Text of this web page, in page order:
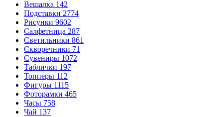
Вешалка 142
Подставки 2774
Рисунки 9602
Салфетница 287
Светильники 861
Скворечники 71
Сувениры 1072
Таблички 197
Топперы 112
Фигуры 1115
Фоторамки 465
Часы 758
Чай 137